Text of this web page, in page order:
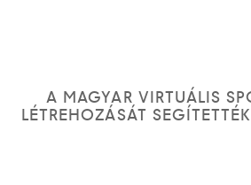
A MAGYAR VIRTUÁLIS
LÉTREHOZÁSÁT